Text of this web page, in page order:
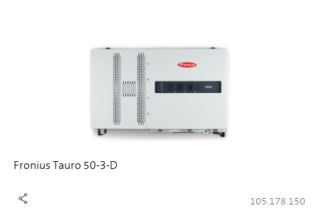
Fronius Tauro 50-3-D
105.178.150